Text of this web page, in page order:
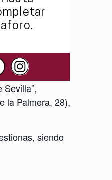
la Palmera, 28),
siendo